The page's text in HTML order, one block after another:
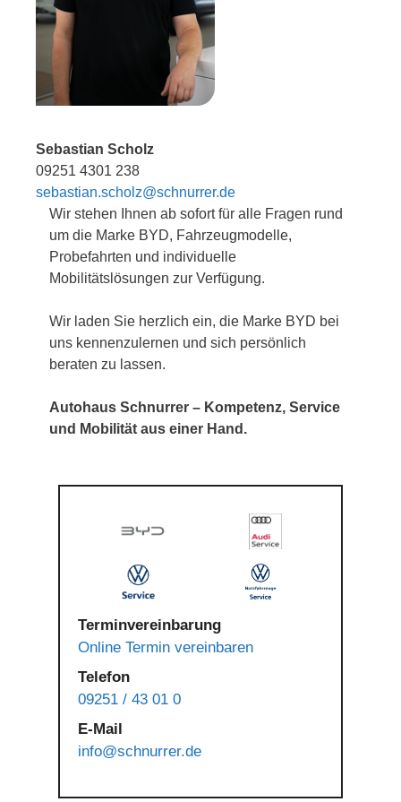
Sebastian Scholz
09251 4301 238
sebastian.scholz@schnurrer.de
Wir stehen Ihnen ab sofort für alle Fragen rund
um die Marke BYD, Fahrzeugmodelle,
Probefahrten und individuelle
Mobilitätslösungen zur Verfügung.
Wir laden Sie herzlich ein, die Marke BYD bei
uns kennenzulernen und sich persönlich
beraten zu lassen.
Autohaus Schnurrer – Kompetenz, Service
und Mobilität aus einer Hand.
Terminvereinbarung
Online Termin vereinbaren
Telefon
09251 / 43 01 0
E-Mail
info@schnurrer.de